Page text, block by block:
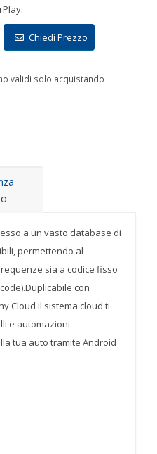
Chiedi Prezzo
validi solo acquistando
a un vasto database di
permettendo al
sia a codice fisso
con
Cloud il sistema cloud ti
e automazioni
tua auto tramite Android